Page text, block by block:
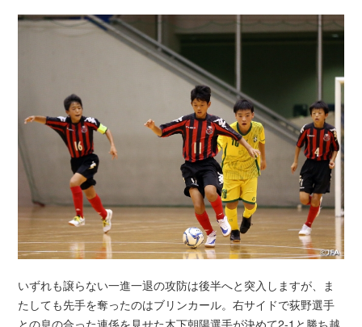
いずれも譲らない一進一退の攻防は後半へと突入しますが、ま
たしても先手を奪ったのはブリンカール。右サイドで荻野選手
との息の合った連係を見せた木下朝陽選手が決めて2-1と勝ち越